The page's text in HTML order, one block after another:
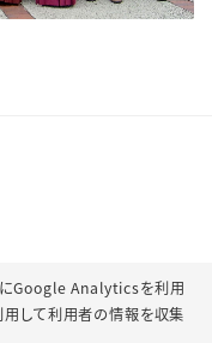
にGoogle Analyticsを利用
用して利用者の情報を収集